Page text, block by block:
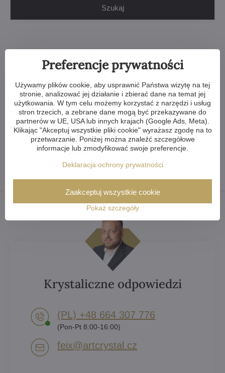
Szukaj
Wysyłka i płatność
Czy transport żyrandola jest bezpieczny? Co zrobić, jeśli
żyrandol zostanie uszkodzony podczas transportu?
A co się stanie, jeśli żyrandol zostanie uszkodzony przez
nieostrożne obchodzenie się z nim?
Jak kryształowe żyrandole i oprawy oświetleniowe są
pakowane do transportu?
« Z powrotem
Krystaliczne odpowiedzi
(PL) +48 664 307 776
(Pon-Pt 8:00-16:00)
feix​@artcrystal​.cz
Preferencje prywatności
Używamy plików cookie, aby usprawnić Państwa wizytę na tej
stronie, analizować jej działanie i zbierać dane na temat jej
użytkowania. W tym celu możemy korzystać z narzędzi i usług
stron trzecich, a zebrane dane mogą być przekazywane do
partnerów w UE, USA lub innych krajach (Google Ads, Meta).
Klikając "Akceptuj wszystkie pliki cookie" wyrażasz zgodę na to
przetwarzanie. Poniżej można znaleźć szczegółowe
informacje lub zmodyfikować swoje preferencje.
Deklaracja ochrony prywatności
Pokaż szczegóły
Zaakceptuj wszystkie cookie